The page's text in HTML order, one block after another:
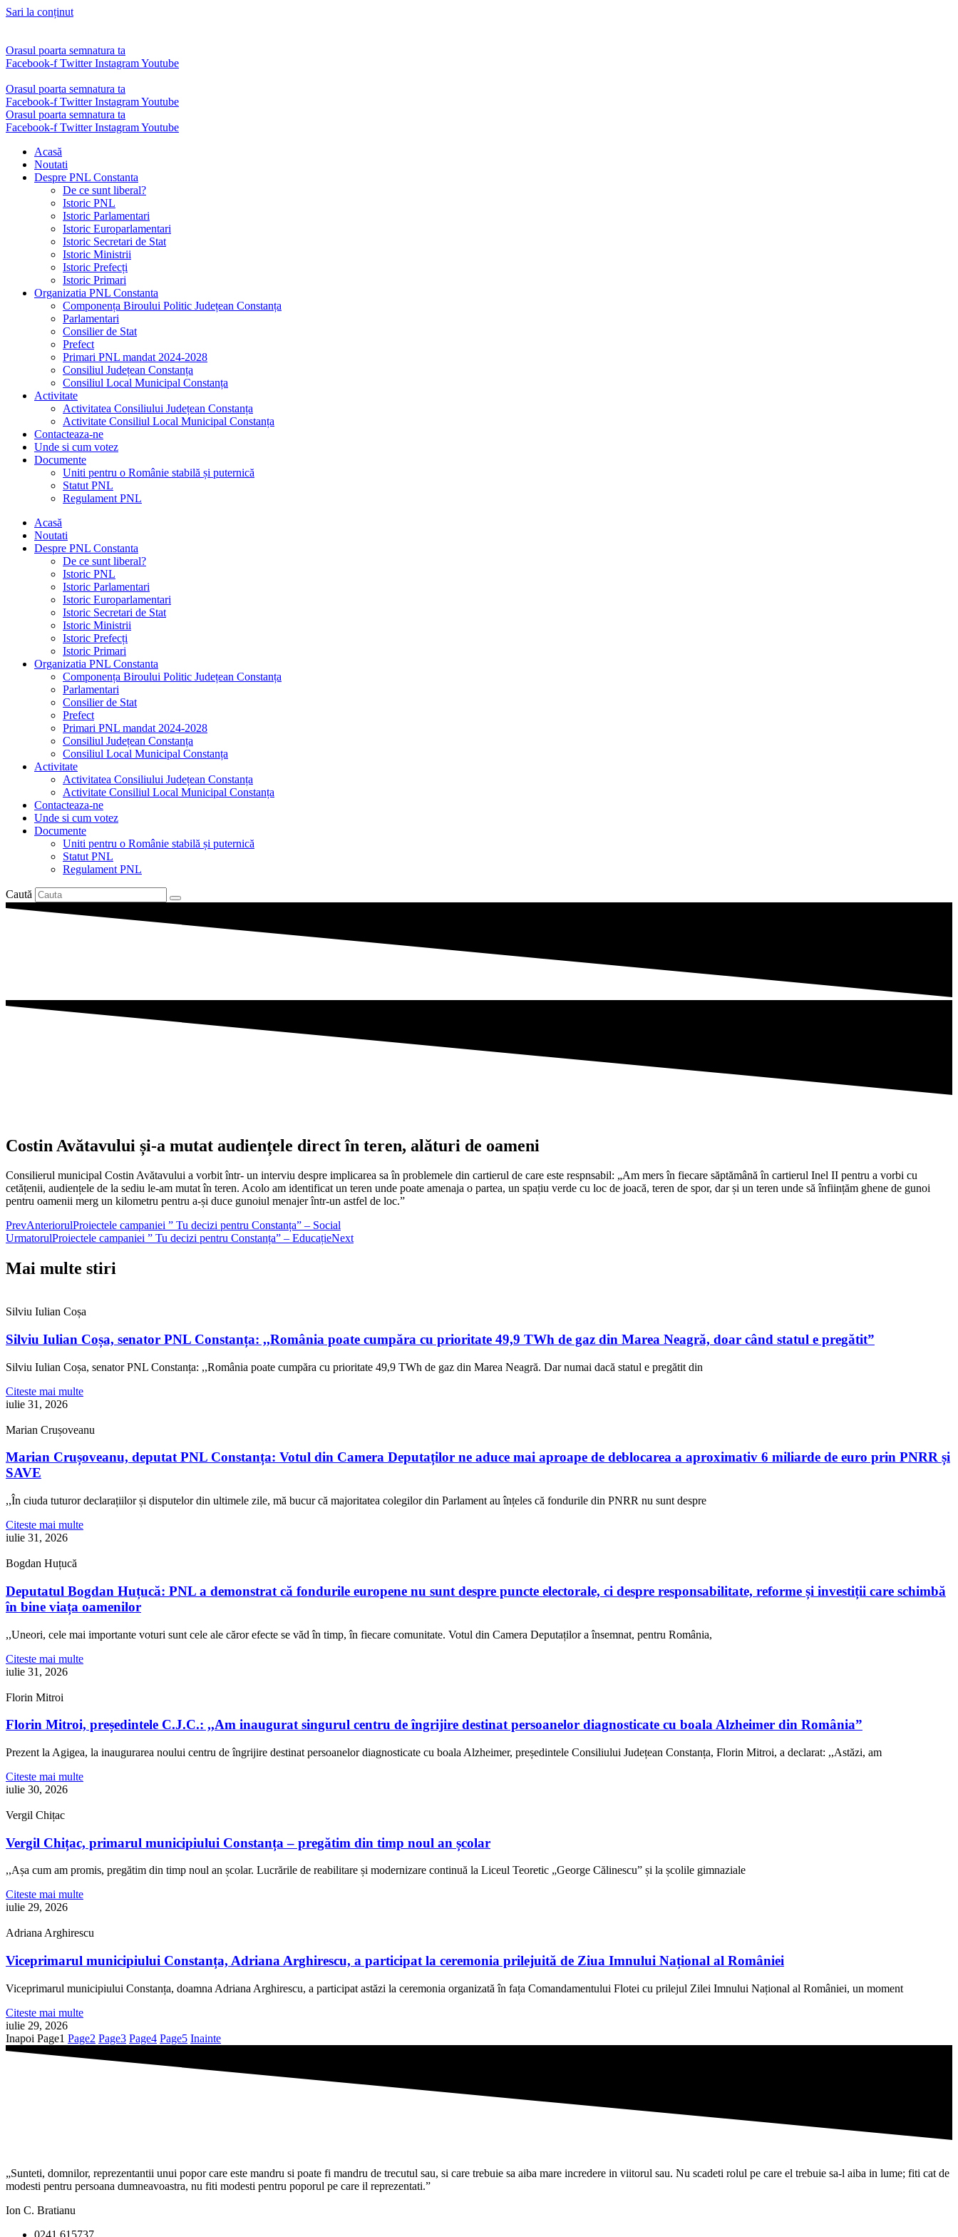
Sari la conținut
Orasul poarta semnatura ta
Facebook-f Twitter InstagramYoutube
Orasul poarta semnatura ta
Facebook-f Twitter InstagramYoutube
Orasul poarta semnatura ta
Facebook-f Twitter InstagramYoutube
Acasă
Noutati
Despre PNL Constanta
De ce sunt liberal?
Istoric PNL
Istoric Parlamentari
Istoric Europarlamentari
Istoric Secretari de Stat
Istoric Ministrii
Istoric Prefecți
Istoric Primari
Organizatia PNL Constanta
Componența Biroului Politic Județean Constanța
Parlamentari
Consilier de Stat
Prefect
Primari PNL mandat 2024-2028
Consiliul Județean Constanța
Consiliul Local Municipal Constanța
Activitate
Activitatea Consiliului Județean Constanța
Activitate Consiliul Local Municipal Constanța
Contacteaza-ne
Unde si cum votez
Documente
Uniti pentru o Românie stabilă și puternică
Statut PNL
Regulament PNL
Acasă
Noutati
Despre PNL Constanta
De ce sunt liberal?
Istoric PNL
Istoric Parlamentari
Istoric Europarlamentari
Istoric Secretari de Stat
Istoric Ministrii
Istoric Prefecți
Istoric Primari
Organizatia PNL Constanta
Componența Biroului Politic Județean Constanța
Parlamentari
Consilier de Stat
Prefect
Primari PNL mandat 2024-2028
Consiliul Județean Constanța
Consiliul Local Municipal Constanța
Activitate
Activitatea Consiliului Județean Constanța
Activitate Consiliul Local Municipal Constanța
Contacteaza-ne
Unde si cum votez
Documente
Uniti pentru o Românie stabilă și puternică
Statut PNL
Regulament PNL
Caută
Costin Avătavului și-a mutat audiențele direct în teren, alături de oameni
Consilierul municipal Costin Avătavului a vorbit într- un interviu despre implicarea sa în problemele din cartierul de care este respnsabil: „Am mers în fiecare săptămână în cartierul Inel II pentru a vorbi cu
cetățenii, audiențele de la sediu le-am mutat în teren. Acolo am identificat un teren unde poate amenaja o partea, un spațiu verde cu loc de joacă, teren de spor, dar și un teren unde să înființăm ghene de gunoi
pentru oamenii merg un kilometru pentru a-și duce gunoiul menajer într-un astfel de loc.”
PrevAnteriorulProiectele campaniei ” Tu decizi pentru Constanța” – Social
UrmatorulProiectele campaniei ” Tu decizi pentru Constanța” – EducațieNext
Mai multe stiri
Silviu Iulian Coșa
Silviu Iulian Coșa, senator PNL Constanța: ,,România poate cumpăra cu prioritate 49,9 TWh de gaz din Marea Neagră, doar când statul e pregătit”
Silviu Iulian Coșa, senator PNL Constanța: ,,România poate cumpăra cu prioritate 49,9 TWh de gaz din Marea Neagră. Dar numai dacă statul e pregătit din
Citeste mai multe
iulie 31, 2026
Marian Crușoveanu
Marian Crușoveanu, deputat PNL Constanța: Votul din Camera Deputaților ne aduce mai aproape de deblocarea a aproximativ 6 miliarde de euro prin PNRR și
SAVE
,,În ciuda tuturor declarațiilor și disputelor din ultimele zile, mă bucur că majoritatea colegilor din Parlament au înțeles că fondurile din PNRR nu sunt despre
Citeste mai multe
iulie 31, 2026
Bogdan Huțucă
Deputatul Bogdan Huțucă: PNL a demonstrat că fondurile europene nu sunt despre puncte electorale, ci despre responsabilitate, reforme și investiții care schimbă
în bine viața oamenilor
,,Uneori, cele mai importante voturi sunt cele ale căror efecte se văd în timp, în fiecare comunitate. Votul din Camera Deputaților a însemnat, pentru România,
Citeste mai multe
iulie 31, 2026
Florin Mitroi
Florin Mitroi, președintele C.J.C.: ,,Am inaugurat singurul centru de îngrijire destinat persoanelor diagnosticate cu boala Alzheimer din România”
Prezent la Agigea, la inaugurarea noului centru de îngrijire destinat persoanelor diagnosticate cu boala Alzheimer, președintele Consiliului Județean Constanța, Florin Mitroi, a declarat: ,,Astăzi, am
Citeste mai multe
iulie 30, 2026
Vergil Chițac
Vergil Chițac, primarul municipiului Constanța – pregătim din timp noul an școlar
,,Așa cum am promis, pregătim din timp noul an școlar. Lucrările de reabilitare și modernizare continuă la Liceul Teoretic „George Călinescu” și la școlile gimnaziale
Citeste mai multe
iulie 29, 2026
Adriana Arghirescu
Viceprimarul municipiului Constanța, Adriana Arghirescu, a participat la ceremonia prilejuită de Ziua Imnului Național al României
Viceprimarul municipiului Constanța, doamna Adriana Arghirescu, a participat astăzi la ceremonia organizată în fața Comandamentului Flotei cu prilejul Zilei Imnului Național al României, un moment
Citeste mai multe
iulie 29, 2026
Inapoi Page1 Page2 Page3 Page4 Page5 Inainte
„Sunteti, domnilor, reprezentantii unui popor care este mandru si poate fi mandru de trecutul sau, si care trebuie sa aiba mare incredere in viitorul sau. Nu scadeti rolul pe care el trebuie sa-l aiba in lume; fiti cat de
modesti pentru persoana dumneavoastra, nu fiti modesti pentru poporul pe care il reprezentati.”
Ion C. Bratianu
0241 615737